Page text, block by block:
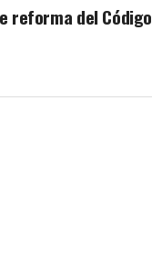
reforma del Código